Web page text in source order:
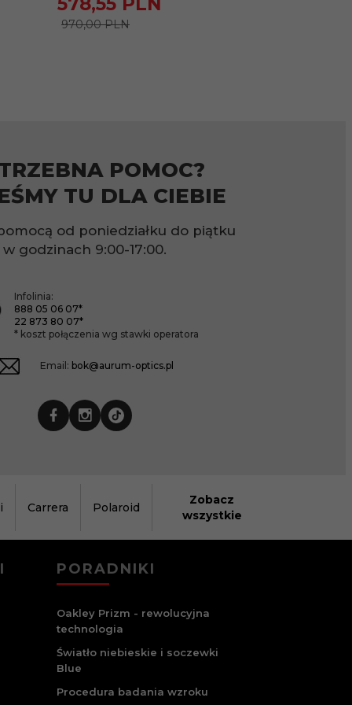
970,00 PLN
POMOC?
TU DLA CIEBIE
od poniedziałku do piątku
w godzinach 9:00-17:00.
Infolinia:
888 05 06 07*
22 873 80 07*
* koszt połączenia wg stawki operatora
Email: bok@aurum-optics.pl
Carrera Polaroid
Zobacz
wszystkie
PORADNIKI
Oakley Prizm - rewolucyjna
technologia
Światło niebieskie i soczewki
Blue
Procedura badania wzroku